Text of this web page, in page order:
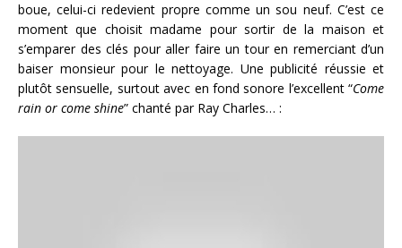
boue, celui-ci redevient propre comme un sou neuf. C’est ce
moment que choisit madame pour sortir de la maison et
s’emparer des clés pour aller faire un tour en remerciant d’un
baiser monsieur pour le nettoyage. Une publicité réussie et
plutôt sensuelle, surtout avec en fond sonore l’excellent “Come
rain or come shine” chanté par Ray Charles… :